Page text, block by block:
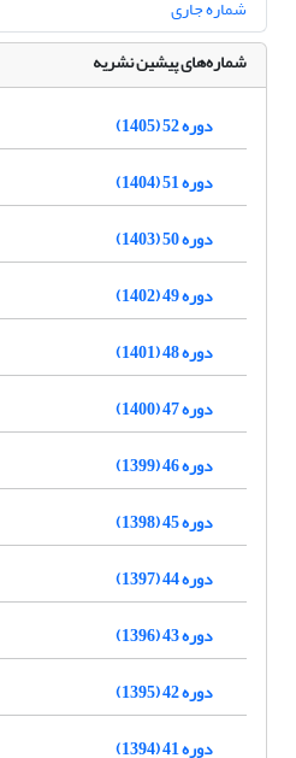
شماره جاری
شماره‌های پیشین نشریه
دوره 52 (1405)
دوره 51 (1404)
دوره 50 (1403)
دوره 49 (1402)
دوره 48 (1401)
دوره 47 (1400)
دوره 46 (1399)
دوره 45 (1398)
دوره 44 (1397)
دوره 43 (1396)
دوره 42 (1395)
دوره 41 (1394)